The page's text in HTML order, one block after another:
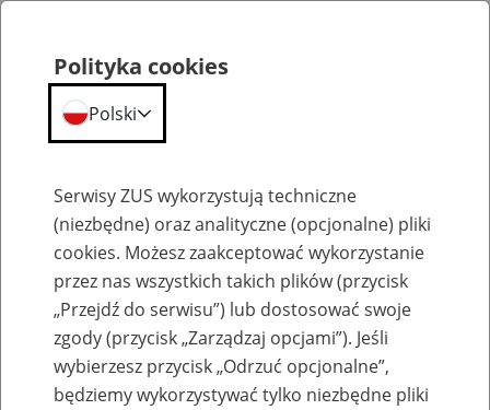
Szkolenia
Polityka cookies
Polski
Serwisy ZUS wykorzystują techniczne
(niezbędne) oraz analityczne (opcjonalne) pliki
cookies. Możesz zaakceptować wykorzystanie
przez nas wszystkich takich plików (przycisk
„Przejdź do serwisu”) lub dostosować swoje
zgody (przycisk „Zarządzaj opcjami”). Jeśli
wybierzesz przycisk „Odrzuć opcjonalne”,
będziemy wykorzystywać tylko niezbędne pliki